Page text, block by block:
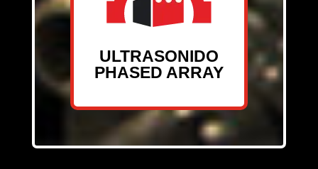
ULTRASONIDO
PHASED ARRAY